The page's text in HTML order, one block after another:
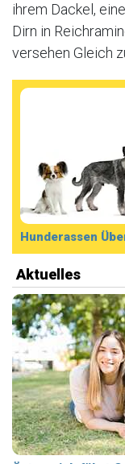
ihrem Dackel,
Dirn in
versehen Gleich
Hunderassen
Aktuelles